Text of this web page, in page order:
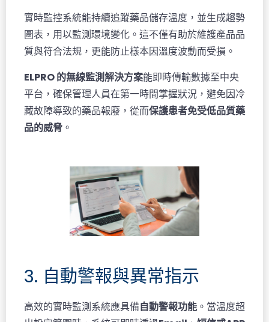
實時監控系統能持續追蹤藥品儲存溫度，並生成趨勢
圖表，用以監測環境變化。這不僅有助於維護產品品
質與符合法規，更能防止樣本因溫度波動而受損。
ELPRO 的無線監測解決方案能即時傳輸數據至中央
平台，確保管理人員在第一時間掌握狀況，避免因冷
藏故障導致的藥品報廢，從而保護患者免受低品質藥
品的威脅 。
3. 自動警報與異常指示
高效的實時監測系統應具備自動警報功能 。當溫度超